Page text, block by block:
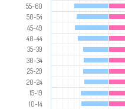
10-14
15-19
20-24
25-29
30-34
35-39
40-44
45-49
50-54
55-60